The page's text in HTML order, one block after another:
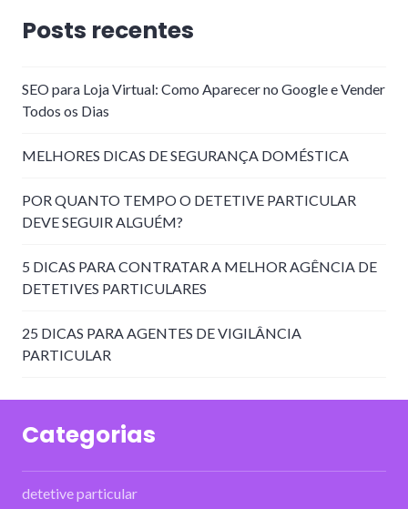
Posts recentes
SEO para Loja Virtual: Como Aparecer no Google e Vender
Todos os Dias
MELHORES DICAS DE SEGURANÇA DOMÉSTICA
POR QUANTO TEMPO O DETETIVE PARTICULAR
DEVE SEGUIR ALGUÉM?
5 DICAS PARA CONTRATAR A MELHOR AGÊNCIA DE
DETETIVES PARTICULARES
25 DICAS PARA AGENTES DE VIGILÂNCIA
PARTICULAR
Categorias
detetive particular